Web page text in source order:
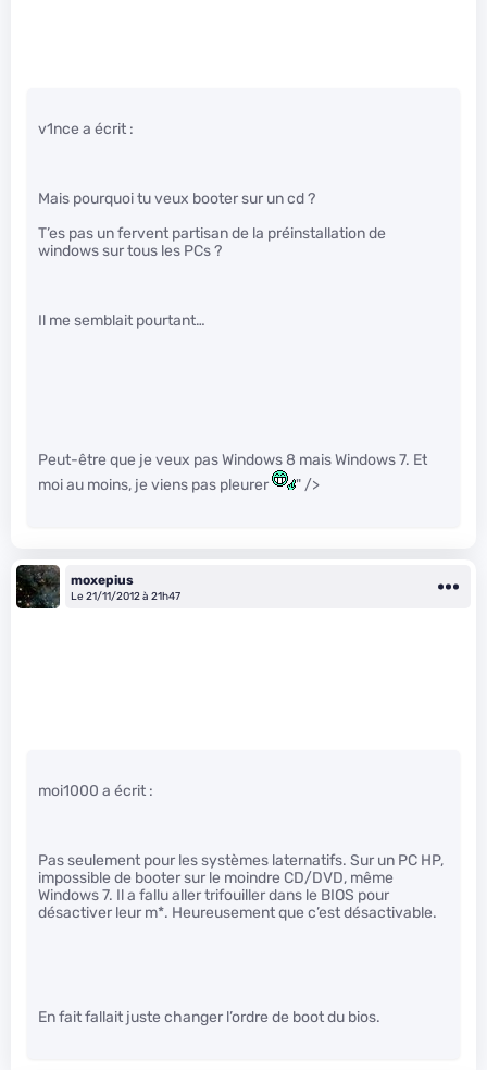
v1nce a écrit :
Mais pourquoi tu veux booter sur un cd ?
T’es pas un fervent partisan de la préinstallation de
windows sur tous les PCs ?
Il me semblait pourtant…
Peut-être que je veux pas Windows 8 mais Windows 7. Et
moi au moins, je viens pas pleurer
" />
moxepius
Le 21/11/2012 à 21h47
moi1000 a écrit :
Pas seulement pour les systèmes laternatifs. Sur un PC HP,
impossible de booter sur le moindre CD/DVD, même
Windows 7. Il a fallu aller trifouiller dans le BIOS pour
désactiver leur m*. Heureusement que c’est désactivable.
En fait fallait juste changer l’ordre de boot du bios.